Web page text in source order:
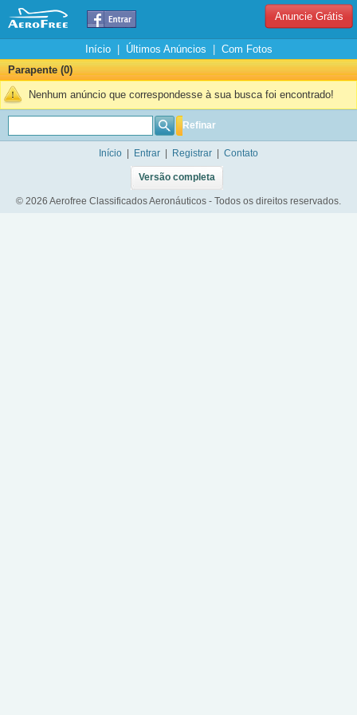
Anuncie Grátis
Início| Últimos Anúncios
Com Fotos
Parapente (0)
Nenhum anúncio que correspondesse à sua busca foi encontrado!
Refinar
Início Entrar Registrar Contato
Versão completa
© 2026 Aerofree Classificados Aeronáuticos - Todos os direitos reservados.